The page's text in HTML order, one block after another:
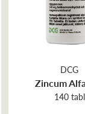
DCG
Zincum
140 tabl